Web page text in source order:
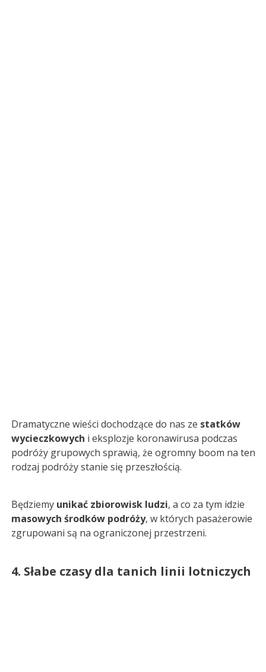
Dramatyczne wieści dochodzące do nas ze statków
wycieczkowych i eksplozje koronawirusa podczas
podróży grupowych sprawią, że ogromny boom na ten
rodzaj podróży stanie się przeszłością.
Będziemy unikać zbiorowisk ludzi, a co za tym idzie
masowych środków podróży, w których pasażerowie
zgrupowani są na ograniczonej przestrzeni.
4. Słabe czasy dla tanich linii lotniczych